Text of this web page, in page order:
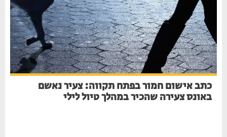
כתב אישום חמור בפתח תקווה: צעיר נאשם
באונס צעירה שהכיר במהלך טיול לילי